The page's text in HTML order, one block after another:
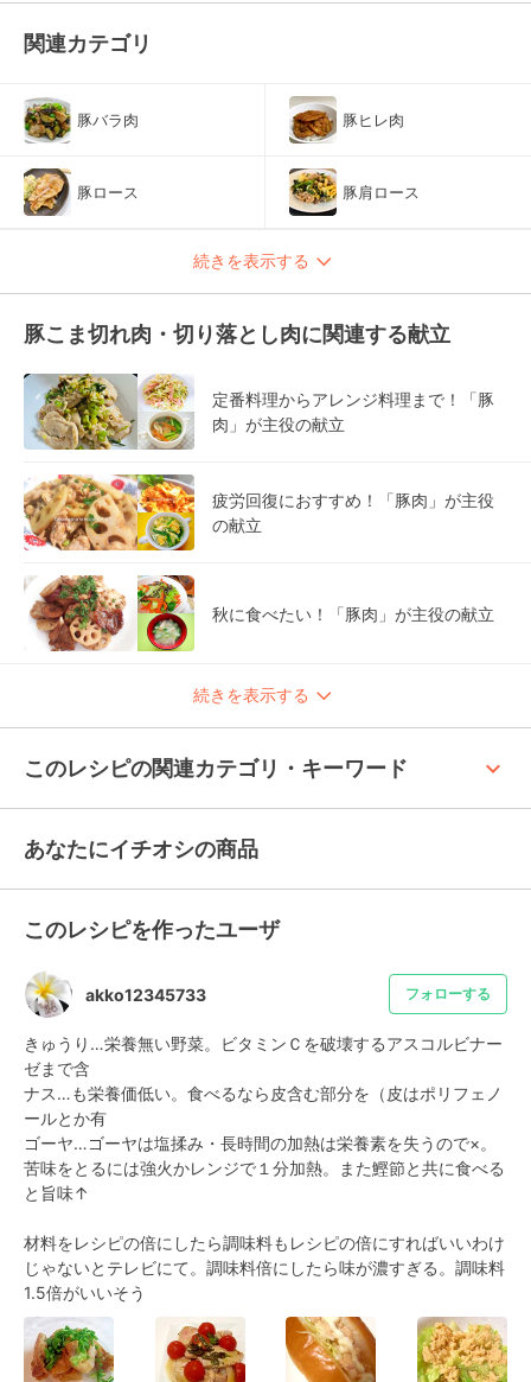
関連カテゴリ
豚バラ肉 豚ヒレ肉
豚ロース 豚肩ロース
続きを表示する
豚こま切れ肉・切り落とし肉に関連する献立
定番料理からアレンジ料理まで！「豚
肉」が主役の献立
疲労回復におすすめ！「豚肉」が主役
の献立
秋に食べたい！「豚肉」が主役の献立
続きを表示する
このレシピの関連カテゴリ・キーワード keyboard_arrow_up
あなたにイチオシの商品
このレシピを作ったユーザ
akko12345733 フォローする
きゅうり…栄養無い野菜。ビタミンＣを破壊するアスコルビナー
ゼまで含
ナス…も栄養価低い。食べるなら皮含む部分を（皮はポリフェノ
ールとか有
ゴーヤ…ゴーヤは塩揉み・長時間の加熱は栄養素を失うので×。
苦味をとるには強火かレンジで１分加熱。また鰹節と共に食べる
と旨味↑
材料をレシピの倍にしたら調味料もレシピの倍にすればいいわけ
じゃないとテレビにて。調味料倍にしたら味が濃すぎる。調味料
1.5倍がいいそう